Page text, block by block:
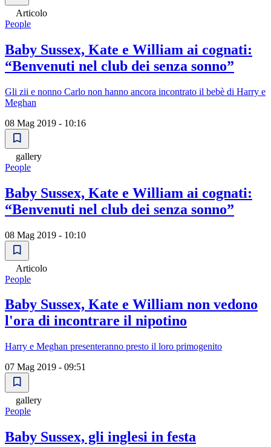
Articolo
People
Baby Sussex, Kate e William ai cognati:
“Benvenuti nel club dei senza sonno”
Gli zii e nonno Carlo non hanno ancora incontrato il bebè di Harry e
Meghan
08 Mag 2019 - 10:16
gallery
People
Baby Sussex, Kate e William ai cognati:
“Benvenuti nel club dei senza sonno”
08 Mag 2019 - 10:10
Articolo
People
Baby Sussex, Kate e William non vedono
l'ora di incontrare il nipotino
Harry e Meghan presenteranno presto il loro primogenito
07 Mag 2019 - 09:51
gallery
People
Baby Sussex, gli inglesi in festa